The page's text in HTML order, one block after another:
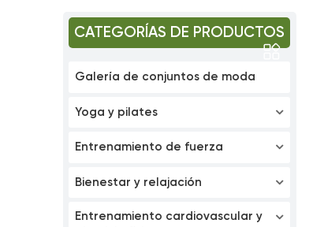
CATEGORÍAS DE PRODUCTOS
Galería de conjuntos de moda
Yoga y pilates
Entrenamiento de fuerza
Bienestar y relajación
Entrenamiento cardiovascular y